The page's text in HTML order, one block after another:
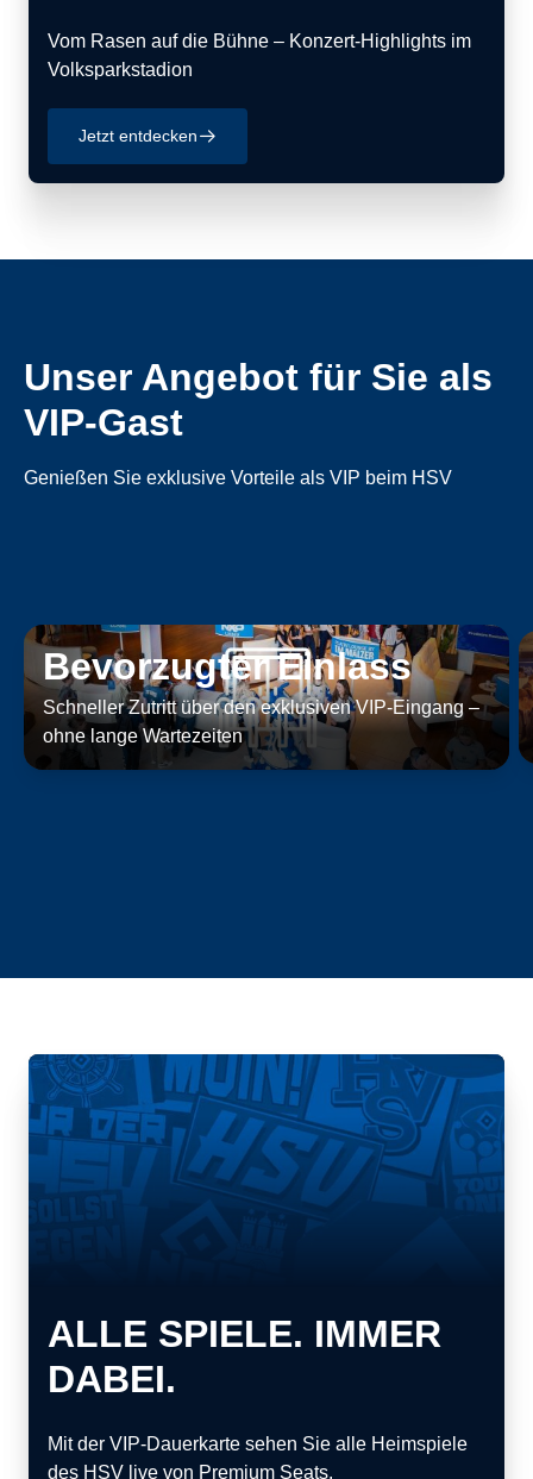
Vom Rasen auf die Bühne – Konzert‑Highlights im
Volksparkstadion
Jetzt entdecken􀄫
Unser Angebot für Sie als
VIP-Gast
Genießen Sie exklusive Vorteile als VIP beim HSV
Bevorzugter Einlass
Schneller Zutritt über den exklusiven VIP-Eingang –
ohne lange Wartezeiten
ALLE SPIELE. IMMER
DABEI.
Mit der VIP-Dauerkarte sehen Sie alle Heimspiele
des HSV live von Premium Seats.